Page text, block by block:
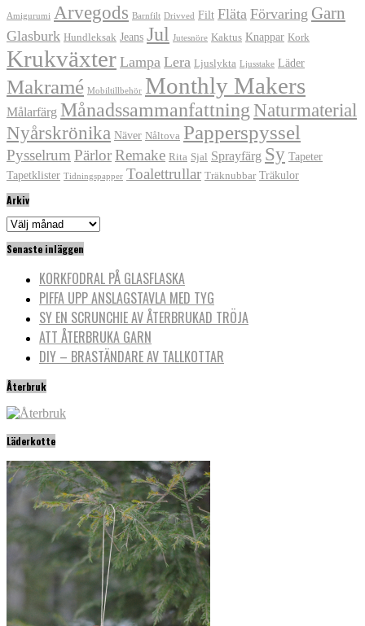
Amigurumi Arvegods Barnfilt Drivved Filt Fläta Förvaring Garn
Glasburk Hundleksak Jeans Jul Jutesnöre Kaktus Knappar Kork
Krukväxter Lampa Lera Ljuslykta Ljusstake Läder
Makramé Mobiltillbehör Monthly Makers
Målarfärg Månadssammanfattning Naturmaterial
Nyårskrönika Näver Nåltova Papperspyssel
Pysselrum PärlorRemake Rita Sjal Sprayfärg Sy Tapeter
Tapetklister Tidningspapper Toalettrullar Träknubbar Träkulor
Arkiv
Arkiv
Senaste inläggen
KORKFODRAL PÅ GLASFLASKA
PIFFA UPP ANSLAGSTAVLA MED TYG
SY EN SCRUNCHIE AV ÅTERBRUKAD TRÖJA
ATT ÅTERBRUKA GARN
DIY – BRASTÄNDARE AV TALLKOTTAR
Återbruk
Läderkotte